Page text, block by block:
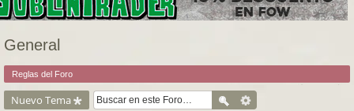
General
Reglas del Foro
Nuevo Tema